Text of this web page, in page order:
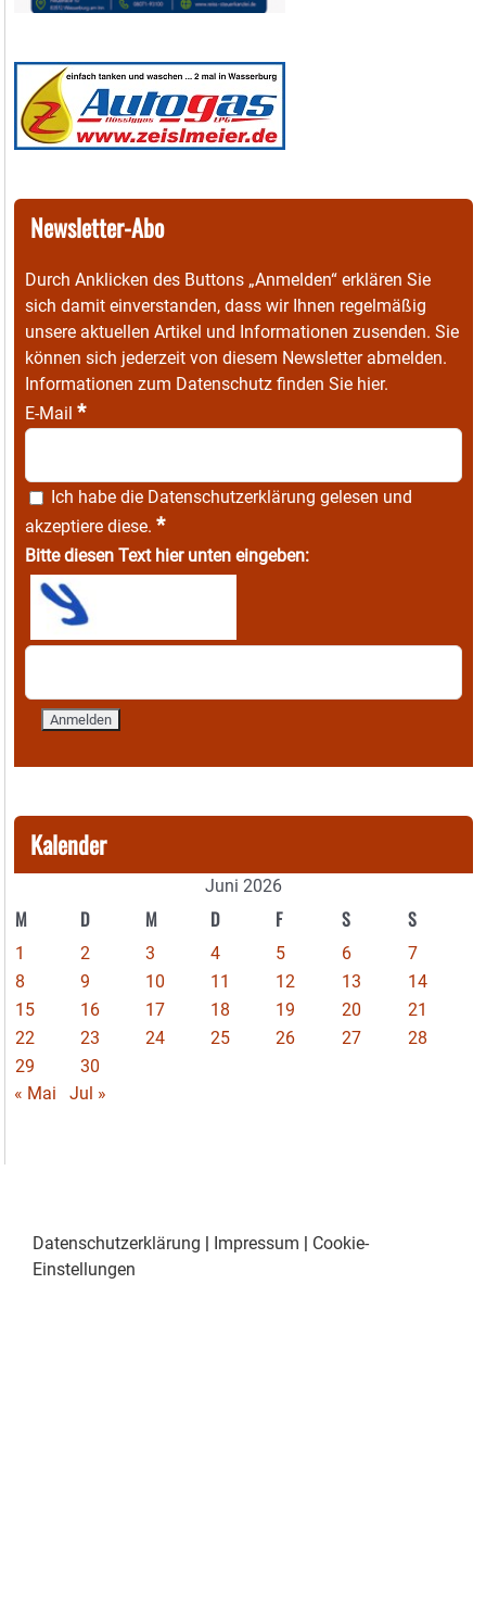
Newsletter-Abo
Durch Anklicken des Buttons „Anmelden“ erklären Sie
sich damit einverstanden, dass wir Ihnen regelmäßig
unsere aktuellen Artikel und Informationen zusenden. Sie
können sich jederzeit von diesem Newsletter abmelden.
Informationen zum Datenschutz finden Sie hier.
E-Mail *
Ich habe die Datenschutzerklärung gelesen und
akzeptiere diese. *
Bitte diesen Text hier unten eingeben:
Kalender
Juni 2026
M D M D F S S
1 2 3 4 5 6
7
8
9 10 11 12 13
14
15
16 17 18 19 20
21
22
23 24 25 26 27
28
29
30
« Mai
Jul »
Datenschutzerklärung | Impressum | Cookie-
Einstellungen